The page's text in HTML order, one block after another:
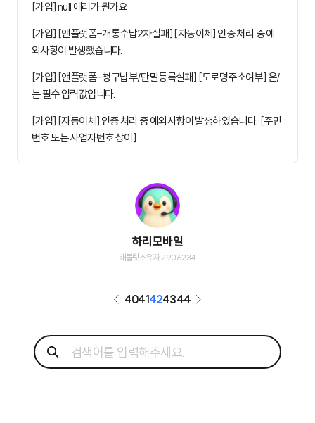
[가입] null 에러가 뭔가요
[가입] [앤플랫폼-개통수납2차실패] [자동이체] 인증 처리 중 예
외사항이 발생했습니다.
[가입] [앤플랫폼-청구납부/단말등록실패] [도로명주소여부] 은/
는 필수 입력값입니다.
[가입] [자동이체] 인증 처리 중 예외사항이 발생하였습니다. [주민
번호 또는 사업자번호 상이]
하리모바일
태블릿소유자 2906234
4041424344